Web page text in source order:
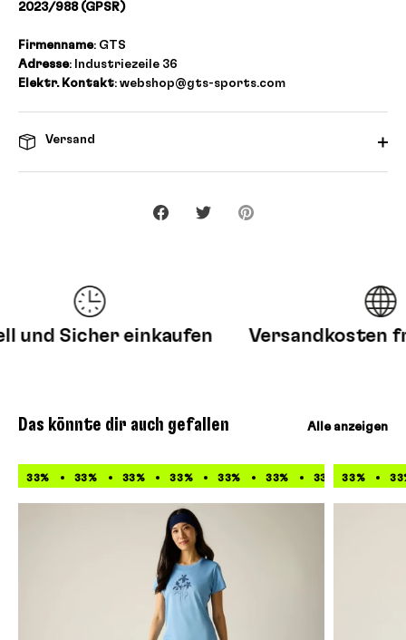
2023/988 (GPSR)
Firmenname: GTS
Adresse: Industriezeile 36
Elektr. Kontakt: webshop@gts-sports.com
Versand
Teilen TwitternPinnen
Sicher einkaufen Versandkosten
Das könnte dir auch gefallen Alle anzeigen
33% 33% 33% 33% 33% 33% 33% 33%
33%